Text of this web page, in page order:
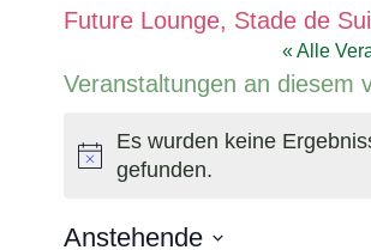
Future Lounge, Stade de
« Alle
Veranstaltungen an diesem
Hinweis
Es wurden keine
gefunden.
Anstehende